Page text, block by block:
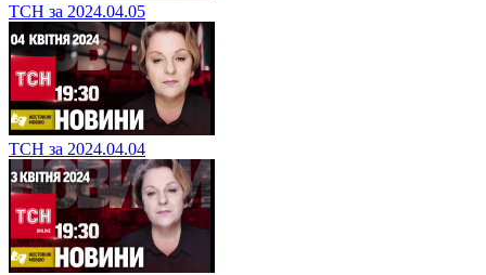
ТСН за 2024.04.05
ТСН за 2024.04.04